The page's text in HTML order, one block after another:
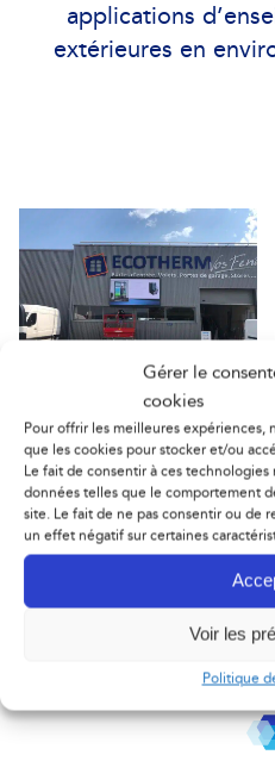
Gérer le
cookies
Pour offrir les meilleures expériences,
que les cookies pour stocker et/ou
Le fait de consentir à ces
données telles que le comportement
site. Le fait de ne pas consentir ou de
un effet négatif sur certaines
Voir les
Politique
applications
extérieures en
Panneau publicitaire Ecotherm 74